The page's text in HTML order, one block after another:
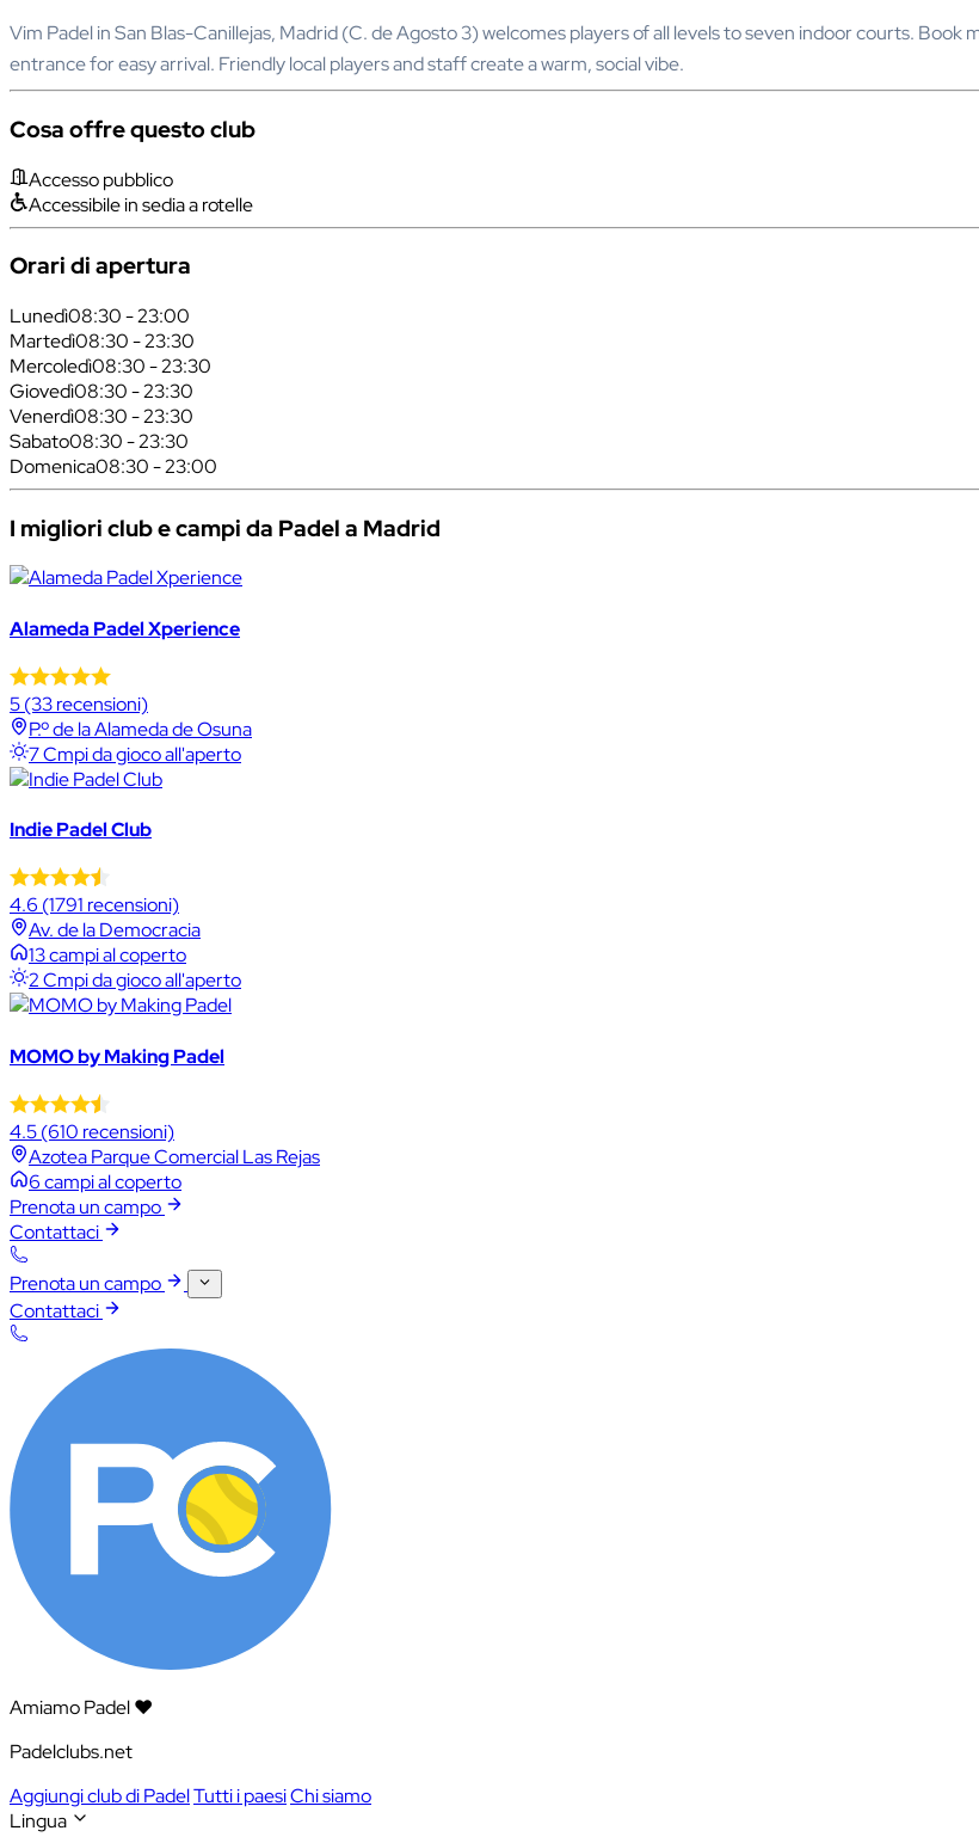
Vim Padel in San Blas-Canillejas, Madrid (C. de Agosto 3) welcomes players of all levels to seven indoor courts.
entrance for easy arrival. Friendly local players and staff create a warm, social vibe.
Cosa offre questo club
Accesso pubblico
Accessibile in sedia a rotelle
Orari di apertura
Lunedì08:30 - 23:00
Martedì08:30 - 23:30
Mercoledì08:30 - 23:30
Giovedì08:30 - 23:30
Venerdì08:30 - 23:30
Sabato08:30 - 23:30
Domenica08:30 - 23:00
I migliori club e campi da Padel a Madrid
Alameda Padel Xperience
5(33 recensioni)
P.º de la Alameda de Osuna
7 Cmpi da gioco all'aperto
Indie Padel Club
4.6 (1791 recensioni)
Av. de la Democracia
13 campi al coperto
2 Cmpi da gioco all'aperto
MOMO by Making Padel
4.5(610 recensioni)
Azotea Parque Comercial Las Rejas
6 campi al coperto
Prenota un campo
Contattaci
Prenota un campo
Contattaci
Amiamo Padel ❤️
Padelclubs.net
Aggiungi club di PadelTutti i paesiChi siamo
Lingua